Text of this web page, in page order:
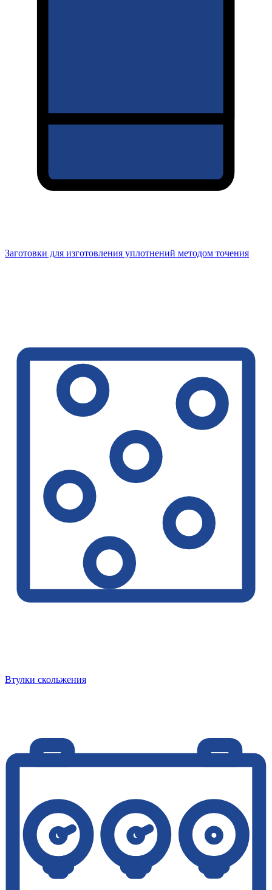
Заготовки для изготовления уплотнений методом точения
Втулки скольжения